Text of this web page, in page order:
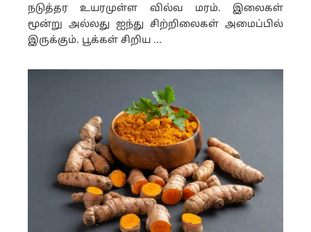
நடுத்தர உயரமுள்ள வில்வ மரம். இலைகள்
மூன்று அல்லது ஐந்து சிற்றிலைகள் அமைப்பில்
இருக்கும். பூக்கள் சிறிய ...